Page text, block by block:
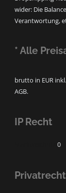
wider: Die
Verantwortung,
* Alle
brutto in EUR
AGB.
IP Recht
0
Privatrecht